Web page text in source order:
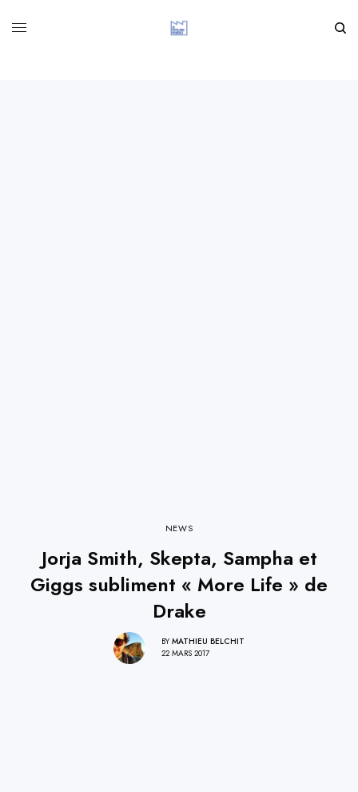
NEWS
Jorja Smith, Skepta, Sampha et
Giggs subliment « More Life » de
Drake
BY MATHIEU BELCHIT
22 MARS 2017